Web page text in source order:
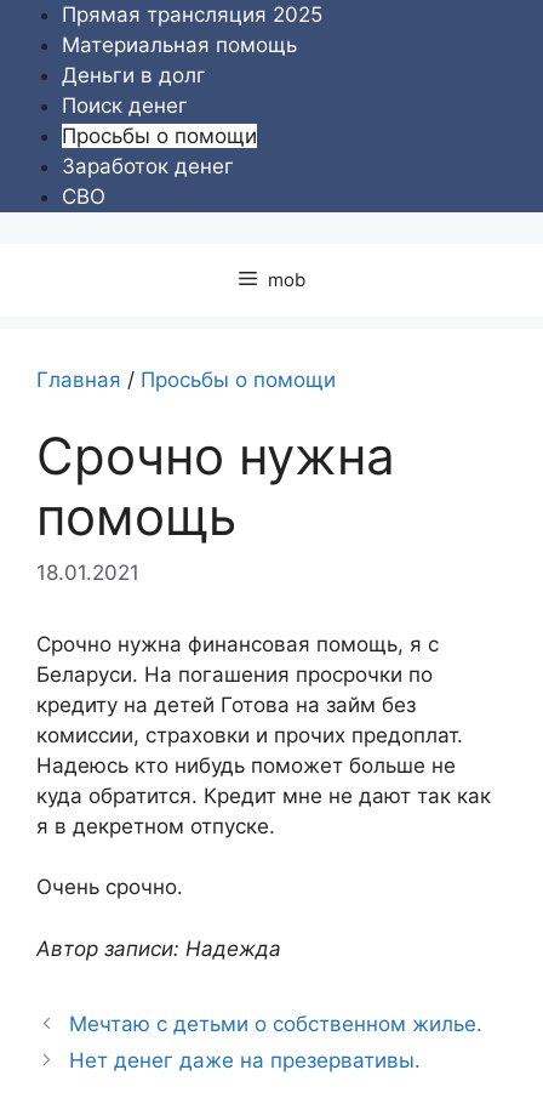
Перейти
содержимому
Прямая трансляция 2025
Материальная помощь
Деньги в долг
Поиск денег
Просьбы о помощи
Заработок денег
СВО
mob
Главная / Просьбы о помощи
Срочно нужна
помощь
18.01.2021
Срочно нужна финансовая помощь, я с
Беларуси. На погашения просрочки по
кредиту на детей Готова на займ без
комиссии, страховки и прочих предоплат.
Надеюсь кто нибудь поможет больше не
куда обратится. Кредит мне не дают так как
я в декретном отпуске.
Очень срочно.
Автор записи: Надежда
Мечтаю с детьми о собственном жилье.
Нет денег даже на презервативы.